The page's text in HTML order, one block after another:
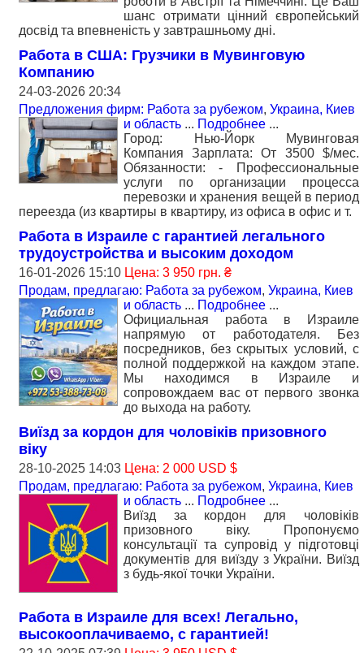
шанс отримати цінний європейський
досвід та впевненість у завтрашньому дні.
Работа в США: Грузчики в Мувинговую
Компанию
24-03-2026 20:34
Предложения фирм: Работа за рубежом, Украина, Киев
и область ... Подробнее ...
Город: Нью-Йорк Мувинговая
Компания Зарплата: От 3500 $/мес.
Обязанности: - Профессиональные
услуги по организации процесса
перевозки и хранения вещей в период
переезда (из квартиры в квартиру, из офиса в офис и т.
Работа в Израиле с гарантией легального
трудоустройства и высоким доходом
16-01-2026 15:10 Цена: 3 950 грн. ₴
Продам, предлагаю: Работа за рубежом, Украина, Киев
и область ... Подробнее ...
Официальная работа в Израиле
напрямую от работодателя. Без
посредников, без скрытых условий, с
полной поддержкой на каждом этапе.
Мы находимся в Израиле и
сопровождаем вас от первого звонка
до выхода на работу.
Виїзд за кордон для чоловіків призовного
віку
28-10-2025 14:03 Цена: 2 000 USD $
Продам, предлагаю: Работа за рубежом, Украина, Киев
и область ... Подробнее ...
Виїзд за кордон для чоловіків
призовного віку. Пропонуємо
консультації та супровід у підготовці
документів для виїзду з України. Виїзд
з будь-якої точки України.
Работа в Израиле для всех! Легально,
высокооплачиваемо, с гарантией!